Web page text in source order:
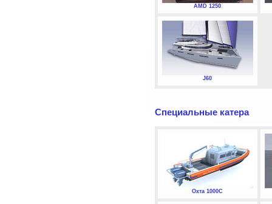
AMD 1250
J60
Специальные катера
Охта 1000С